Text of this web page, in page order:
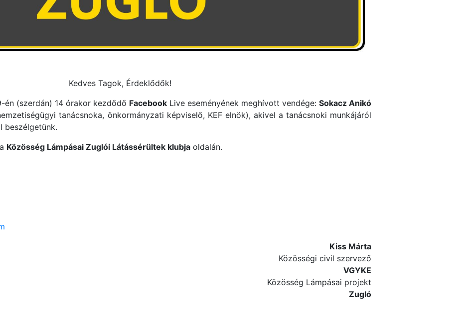
Kedves Tagok, Érdeklődők!
én (szerdán) 14 órakor kezdődő Facebook Live eseményének meghívott vendége: Sokacz Anikó
tanácsnoka, önkormányzati képviselő, KEF elnök), akivel a tanácsnoki munkájáról
beszélgetünk.
Közösség Lámpásai Zuglói Látássérültek klubja oldalán.
Kiss Márta
Közösségi civil szervező
VGYKE
Közösség Lámpásai projekt
Zugló